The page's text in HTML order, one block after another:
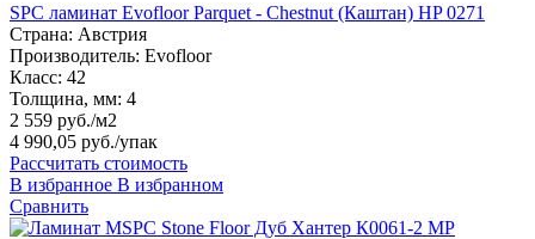
SPC ламинат Evofloor Parquet - Chestnut (Каштан) HP 0271
Страна: Австрия
Производитель: Evofloor
Класс: 42
Толщина, мм: 4
2 559 руб./м2
4 990,05 руб./упак
Рассчитать стоимость
В избранное В избранном
Сравнить